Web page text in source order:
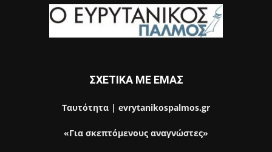
ΣΧΕΤΙΚΑ ΜΕ ΕΜΑΣ
Ταυτότητα | evrytanikospalmos.gr
«Για σκεπτόμενους αναγνώστες»